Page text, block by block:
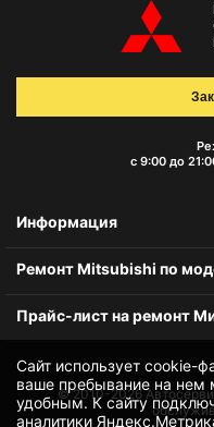
Сайт использует cookie-
ваше пребывание на нем
удобным. К cайту
аналитики
с 9:00 до
Информация
Ремонт Mitsubishi по
Прайс-лист на ремонт
© 2010-2026